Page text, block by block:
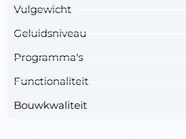
Vulgewicht
Geluidsniveau
Programma's
Functionaliteit
Bouwkwaliteit